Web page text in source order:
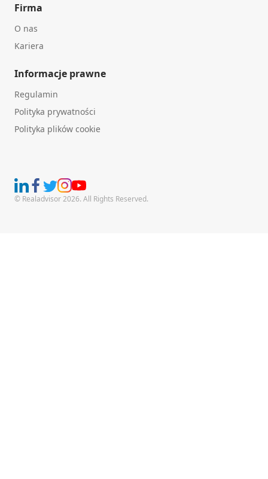
Firma
O nas
Kariera
Informacje prawne
Regulamin
Polityka prywatności
Polityka plików cookie
© Realadvisor 2026. All Rights Reserved.